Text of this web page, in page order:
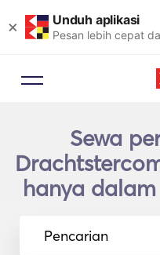
× Unduh aplikasi
Pesan lebih cepat
Sewa
hanya
Pencarian